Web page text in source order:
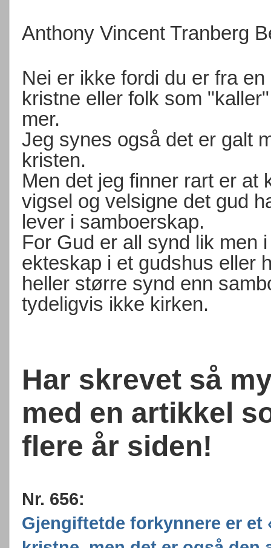
Anthony Vincent Tranberg
Nei er ikke fordi du er fra
kristne eller folk som
mer.
Jeg synes også det er galt
kristen.
Men det jeg finner rart er at
vigsel og velsigne det gud
lever i samboerskap.
For Gud er all synd lik men
ekteskap i et gudshus eller
heller større synd enn
tydeligvis ikke kirken.
Har skrevet så
med en artikkel
flere år siden!
Nr. 656:
Gjengiftetde forkynnere er et